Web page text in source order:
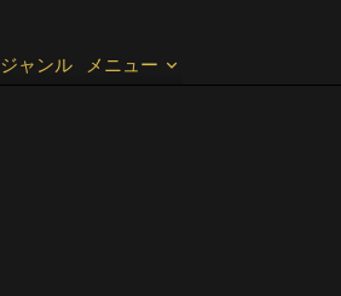
ジャンル メニュー